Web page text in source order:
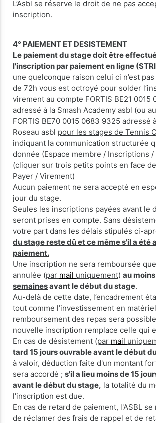
L’Asbl se réserve le droit de ne pas
inscription.
4° PAIEMENT ET DESISTEMENT
Le paiement du stage doit être
l'inscription par paiement en ligne
une quelconque raison celui ci n’est
de 72h vous est octroyé pour solder
virement au compte FORTIS BE21 0015
adressé à la Smash Academy asbl (ou
FORTIS BE70 0015 0683 9325 adressé
Roseau asbl pour les stages de Tennis
indiquant la communication structurée
donnée (Espace membre / Inscriptions
(cliquer sur trois petits points en face
Payer / Virement)
Aucun paiement ne sera accepté en
jour du stage.
Seules les inscriptions payées avant le
seront prises en compte. Sans
votre part dans les délais stipulés ci-
du stage reste dû et ce même s'il a été
paiement.
Une inscription ne sera remboursée
annulée (par mail uniquement) au moins
semainesavant le début du stage.
Au-delà de cette date, l’encadrement
tout comme l’investissement en
remboursement des repas sera
nouvelle inscription remplace celle qui
En cas de désistement (par mail
tard 15 jours ouvrable avant le début
à valoir, déduction faite d'un montant
sera accordé ; s'il a lieu moins de 15
avant le début du stage, la totalité du
l'inscription est due.
En cas de retard de paiement, l'ASBL
de réclamer des frais de rappel et de